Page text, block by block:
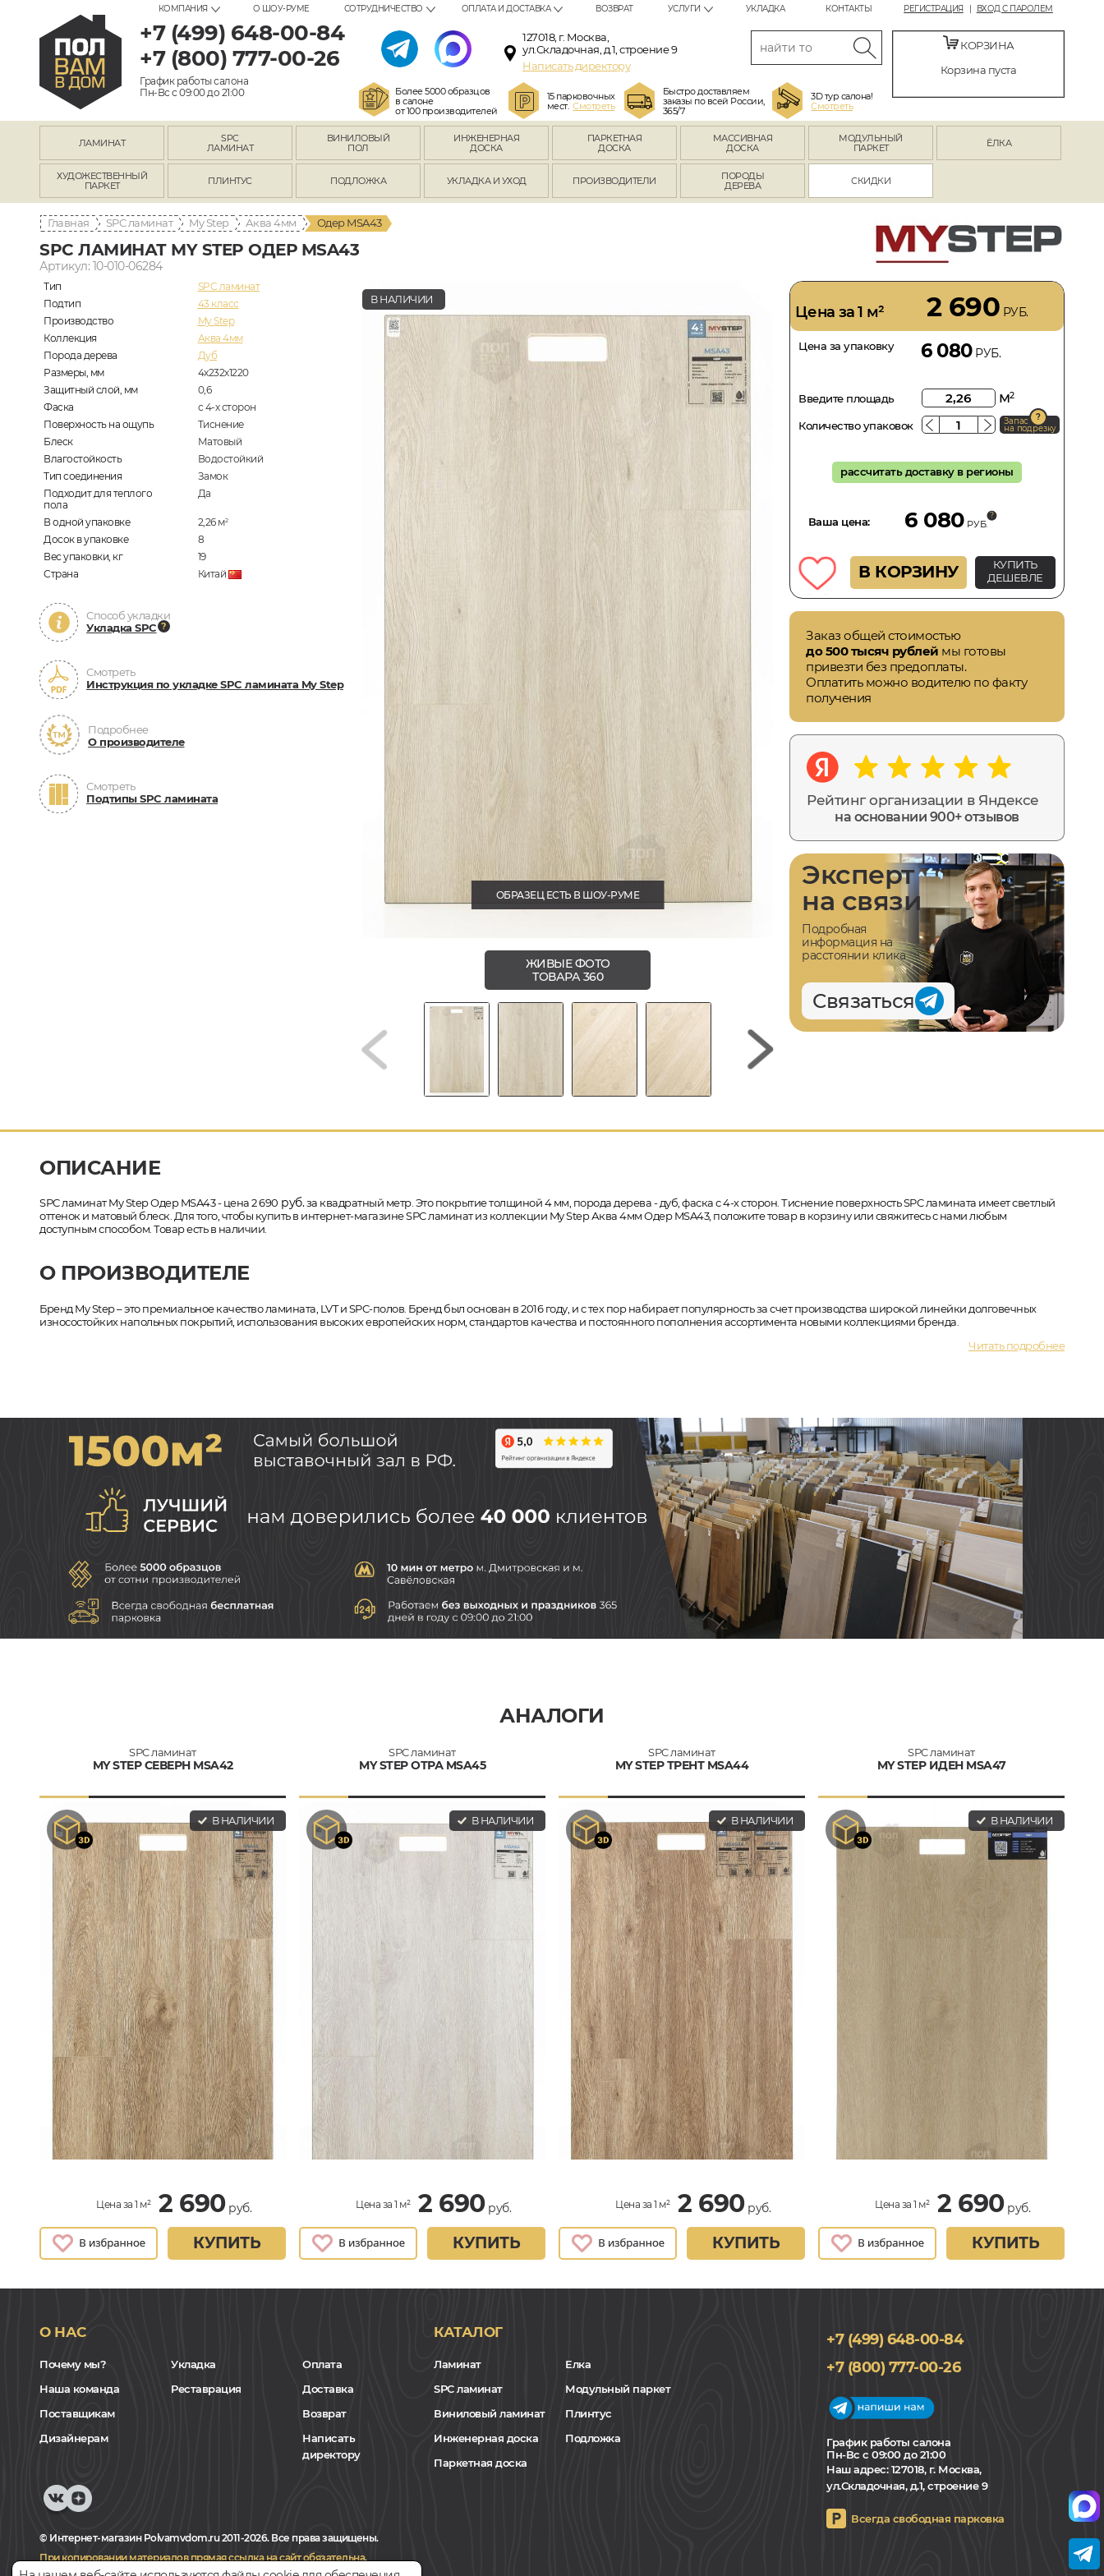
РЕГИСТРАЦИЯ ВХОД С ПАРОЛЕМ
КОМПАНИЯ О ШОУ-РУМЕ СОТРУДНИЧЕСТВО ОПЛАТА И ДОСТАВКА ВОЗВРАТ УСЛУГИ УКЛАДКА КОНТАКТЫ
+7 (499) 648-00-84
+7 (800) 777-00-26
График работы салона
Пн-Вс с 09:00 до 21:00
127018, г. Москва,
ул.Складочная, д.1, строение 9
Написать директору
Более 5000 образцов
в салоне
от 100 производителей
15 парковочных
мест.Смотреть
Быстро доставляем
заказы по всей России,
365/7
3D тур салона!
Смотреть
КОРЗИНА
Корзина пуста
ЛАМИНАТ
SPC
ЛАМИНАТ
ВИНИЛОВЫЙ
ПОЛ
ИНЖЕНЕРНАЯ
ДОСКА
ПАРКЕТНАЯ
ДОСКА
МАССИВНАЯ
ДОСКА
МОДУЛЬНЫЙ
ПАРКЕТ
ЁЛКА
ХУДОЖЕСТВЕННЫЙ
ПАРКЕТ
ПЛИНТУС ПОДЛОЖКА УКЛАДКА И УХОД ПРОИЗВОДИТЕЛИ
ПОРОДЫ
ДЕРЕВА
СКИДКИ
Главная SPC ламинат My Step Аква 4мм Одер MSA43
SPC ЛАМИНАТ MY STEP ОДЕР MSA43
Артикул: 10-010-06284
Тип
SPC ламинат
Подтип
43 класс
Производство
My Step
Коллекция
Аква 4мм
Порода дерева
Дуб
Размеры, мм
4х232х1220
Защитный слой, мм
0,6
Фаска
с 4-х сторон
Поверхность на ощупь
Тиснение
Блеск
Матовый
Влагостойкость
Водостойкий
Тип соединения
Замок
Подходит для теплого
пола
Да
В одной упаковке 2,26 м2
Досок в упаковке
8
Вес упаковки, кг
19
Страна
Китай
Способ укладки
Укладка SPC
Смотреть
Инструкция по укладке SPC ламината My Step
Подробнее
О производителе
Смотреть
Подтипы SPC ламината
В НАЛИЧИИ
ОБРАЗЕЦ ЕСТЬ В ШОУ-РУМЕ
ЖИВЫЕ ФОТО
ТОВАРА 360
Цена за 1 м² 2 690 РУБ.
Цена за упаковку 6 080РУБ.
Введите площадь м2
Количество упаковок Запас
на подрезку
рассчитать доставку в регионы
Ваша цена: 6 080 РУБ.
В КОРЗИНУ
КУПИТЬ
ДЕШЕВЛЕ
Заказ общей стоимостью
до 500 тысяч рублей мы готовы
привезти без предоплаты.
Оплатить можно водителю по факту
получения
Рейтинг организации в Яндексе
на основании 900+ отзывов
Эксперт
на связи
Подробная
информация на
расстоянии клика
Связаться
ОПИСАНИЕ
SPC ламинат My Step Одер MSA43 - цена 2 690 руб.за квадратный метр. Это покрытие толщиной 4 мм, порода дерева - дуб, фаска с 4-х сторон. Тиснение поверхность SPC ламината имеет светлый
оттенок и матовый блеск. Для того, чтобы купить в интернет-магазине SPC ламинат из коллекции My Step Аква 4мм Одер MSA43, положите товар в корзину или свяжитесь с нами любым
доступным способом. Товар есть в наличии.
О ПРОИЗВОДИТЕЛЕ
Бренд My Step – это премиальное качество ламината, LVT и SPC-полов. Бренд был основан в 2016 году, и с тех пор набирает популярность за счет производства широкой линейки долговечных
износостойких напольных покрытий, использования высоких европейских норм, стандартов качества и постоянного пополнения ассортимента новыми коллекциями бренда.
Читать подробнее
АНАЛОГИ
SPC ламинат
MY STEP СЕВЕРН MSA42
В НАЛИЧИИ
Цена за 1 м² 2 690руб.
КУПИТЬ
SPC ламинат
MY STEP ОТРА MSA45
В НАЛИЧИИ
Цена за 1 м² 2 690руб.
КУПИТЬ
SPC ламинат
MY STEP ТРЕНТ MSA44
В НАЛИЧИИ
Цена за 1 м² 2 690руб.
КУПИТЬ
SPC ламинат
MY STEP ИДЕН MSA47
В НАЛИЧИИ
Цена за 1 м² 2 690руб.
КУПИТЬ
О НАС
Почему мы?
Наша команда
Поставщикам
Дизайнерам
Укладка
Реставрация
Оплата
Доставка
Возврат
Написать
директору
КАТАЛОГ
Ламинат
SPC ламинат
Виниловый ламинат
Инженерная доска
Паркетная доска
Елка
Модульный паркет
Плинтус
Подложка
+7 (499) 648-00-84
+7 (800) 777-00-26
График работы салона
Пн-Вс с 09:00 до 21:00
Наш адрес:127018, г. Москва,
ул.Складочная, д.1, строение 9
Всегда свободная парковка
© Интернет-магазин Polvamvdom.ru 2011-2026. Все права защищены.
При копировании материалов прямая ссылка на сайт обязательна.